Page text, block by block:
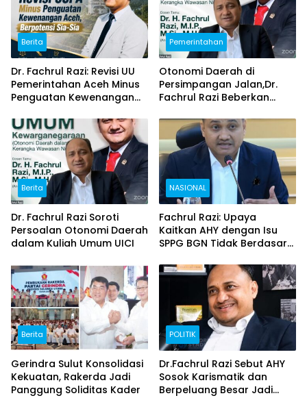
Berita
Dr. Fachrul Razi: Revisi UU
Pemerintahan Aceh Minus
Penguatan Kewenangan
Pemerintahan
Otonomi Daerah di
Persimpangan Jalan,Dr.
Fachrul Razi Beberkan
Strategis di Kuliah Umum
UICI
Berita
Dr. Fachrul Razi Soroti
Persoalan Otonomi Daerah
dalam Kuliah Umum UICI
NASIONAL
Fachrul Razi: Upaya
Kaitkan AHY dengan Isu
SPPG BGN Tidak Berdasar
Elektabilitas
Berita
Gerindra Sulut Konsolidasi
Kekuatan, Rakerda Jadi
Panggung Soliditas Kader
POLITIK
Dr.Fachrul Razi Sebut AHY
Sosok Karismatik dan
Berpeluang Besar Jadi